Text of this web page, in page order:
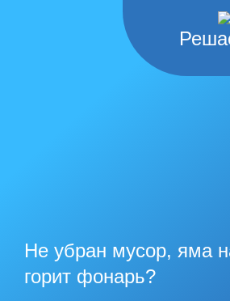
Не убран мусор, яма
горит фонарь?